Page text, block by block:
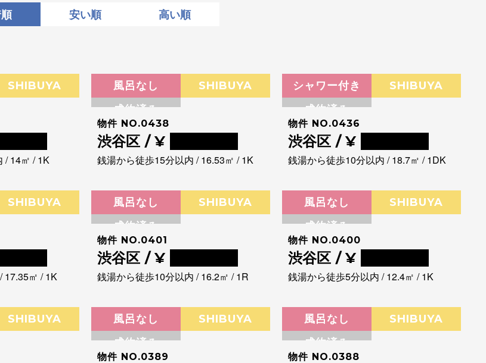
安い順 高い順
SHIBUYA
/ 14㎡ / 1K
風呂なし
SHIBUYA
成約済み
物件 NO.0438
渋谷区 / ¥
銭湯から徒歩15分以内 / 16.53㎡ / 1K
シャワー付き
SHIBUYA
成約済み
物件 NO.0436
渋谷区 / ¥
銭湯から徒歩10分以内 / 18.7㎡ / 1DK
SHIBUYA
17.35㎡ / 1K
風呂なし
SHIBUYA
成約済み
物件 NO.0401
渋谷区 / ¥
銭湯から徒歩10分以内 / 16.2㎡ / 1R
風呂なし
SHIBUYA
成約済み
物件 NO.0400
渋谷区 / ¥
銭湯から徒歩5分以内 / 12.4㎡ / 1K
SHIBUYA
風呂なし
SHIBUYA
成約済み
物件 NO.0389
風呂なし
SHIBUYA
成約済み
物件 NO.0388